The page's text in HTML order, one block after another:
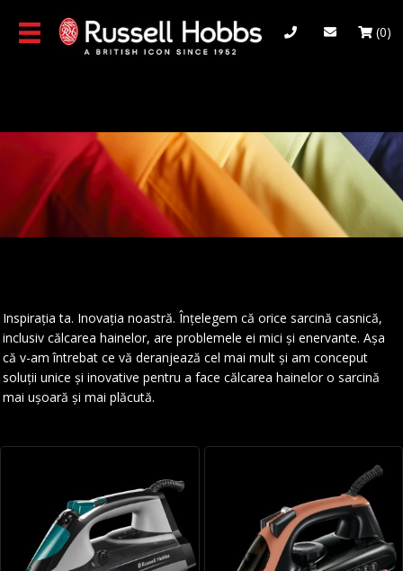
main
(0)
Inspirația ta. Inovația noastră. Înțelegem că orice sarcină casnică,
inclusiv călcarea hainelor, are problemele ei mici și enervante. Așa
că v-am întrebat ce vă deranjează cel mai mult și am conceput
soluții unice și inovative pentru a face călcarea hainelor o sarcină
mai ușoară și mai plăcută.